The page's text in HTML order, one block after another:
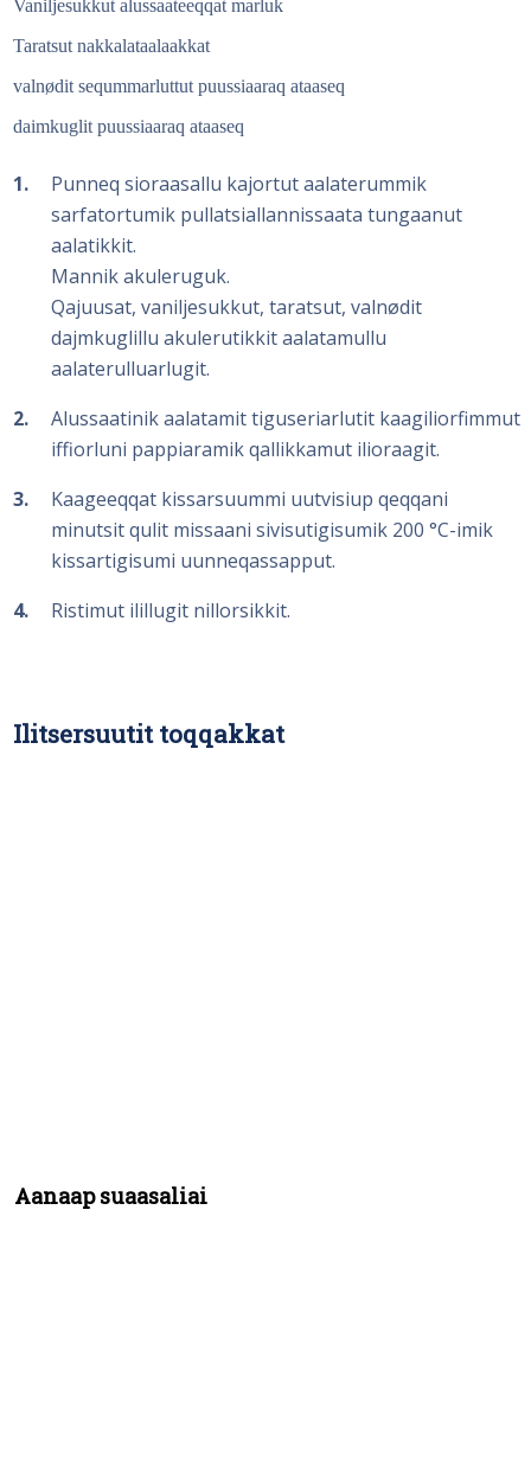
Vaniljesukkut alussaateeqqat marluk
Taratsut nakkalataalaakkat
valnødit seqummarluttut puussiaaraq ataaseq
daimkuglit puussiaaraq ataaseq
1
Punneq sioraasallu kajortut aalaterummik
sarfatortumik pullatsiallannissaata tungaanut
aalatikkit.
Mannik akuleruguk.
Qajuusat, vaniljesukkut, taratsut, valnødit
dajmkuglillu akulerutikkit aalatamullu
aalaterulluarlugit.
2
Alussaatinik aalatamit tiguseriarlutit kaagiliorfimmut
iffiorluni pappiaramik qallikkamut ilioraagit.
3
Kaageeqqat kissarsuummi uutvisiup qeqqani
minutsit qulit missaani sivisutigisumik 200 °C-imik
kissartigisumi uunneqassapput.
4
Ristimut ilillugit nillorsikkit.
Ilitsersuutit toqqakkat
Aanaap suaasaliai